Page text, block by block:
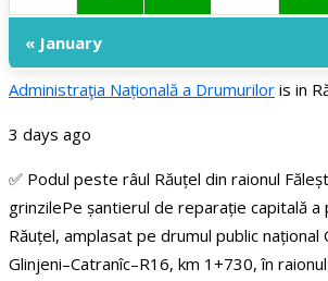
« January
Administraţia Națională a Drumurilor is in
3 days ago
✅ Podul peste râul Răuțel din raionul
grinzilePe șantierul de reparație capitală a
Răuțel, amplasat pe drumul public național
Glinjeni–Catranîc–R16, km 1+730, în